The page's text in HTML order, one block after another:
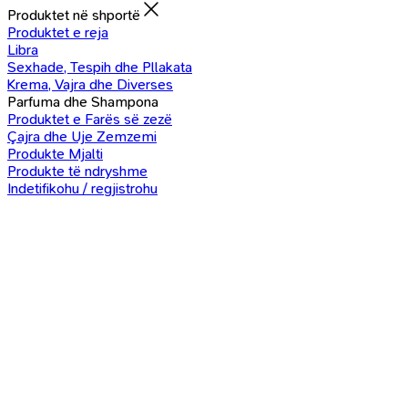
Produktet në shportë
Produktet e reja
Libra
Sexhade, Tespih dhe Pllakata
Krema, Vajra dhe Diverses
Parfuma dhe Shampona
Produktet e Farës së zezë
Çajra dhe Uje Zemzemi
Produkte Mjalti
Produkte të ndryshme
Indetifikohu / regjistrohu